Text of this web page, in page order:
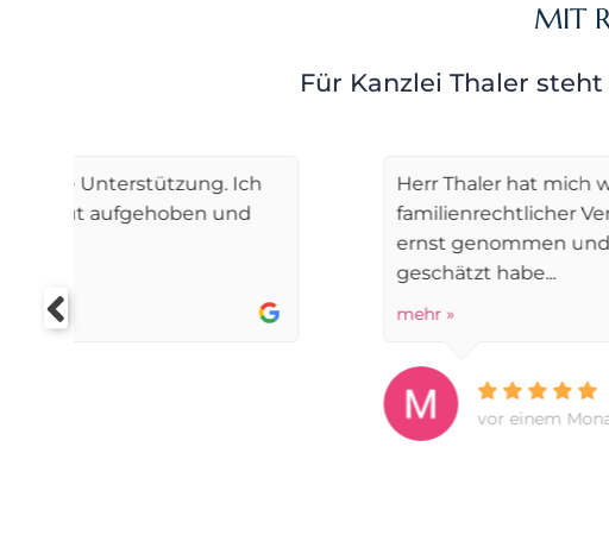
MIT
Für Kanzlei Thaler
Herr Thaler hat mich während meiner Scheidung
familienrechtlicher Verfahren vertreten. Ich habe
ernst genommen und gut beraten gefühlt.